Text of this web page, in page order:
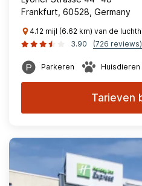
Frankfurt, 60528, Germany
4.12 mijl (6.62 km) van de
3.90
(726 reviews)
Parkeren
Tarieven